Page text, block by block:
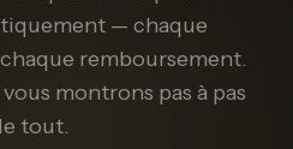
— chaque
remboursement.
montrons pas à pas
tout.